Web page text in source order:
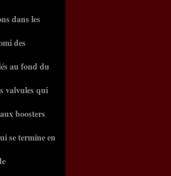
dans les
des
au fond du
valvules qui
boosters
se termine en